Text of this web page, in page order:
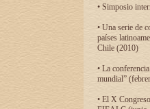
• Simposio
• Una serie de
países
Chile (2010)
• La
mundial”
• El X